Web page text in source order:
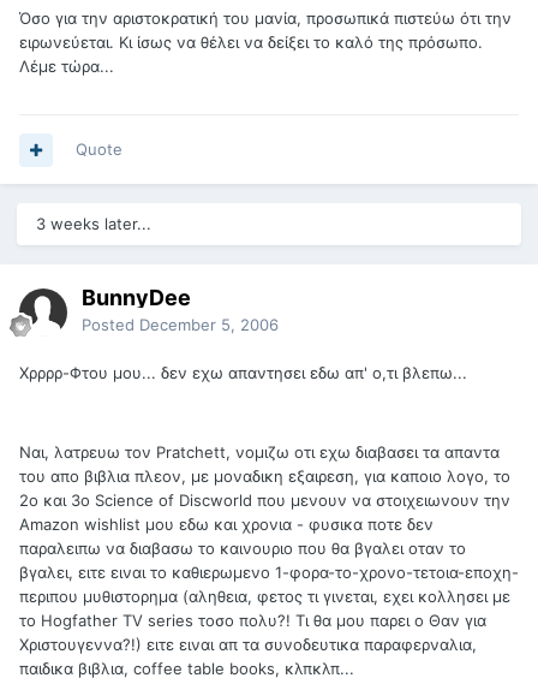
Όσο για την αριστοκρατική του μανία, προσωπικά πιστεύω ότι την
ειρωνεύεται. Κι ίσως να θέλει να δείξει το καλό της πρόσωπο.
Λέμε τώρα...
Quote
3 weeks later...
BunnyDee
Posted December 5, 2006
Χρρρρ-Φτου μου... δεν εχω απαντησει εδω απ' ο,τι βλεπω...
Ναι, λατρευω τον Pratchett, νομιζω οτι εχω διαβασει τα απαντα
του απο βιβλια πλεον, με μοναδικη εξαιρεση, για καποιο λογο, το
2ο και 3ο Science of Discworld που μενουν να στοιχειωνουν την
Amazon wishlist μου εδω και χρονια - φυσικα ποτε δεν
παραλειπω να διαβασω το καινουριο που θα βγαλει οταν το
βγαλει, ειτε ειναι το καθιερωμενο 1-φορα-το-χρονο-τετοια-εποχη-
περιπου μυθιστορημα (αληθεια, φετος τι γινεται, εχει κολλησει με
το Hogfather TV series τοσο πολυ?! Τι θα μου παρει ο Θαν για
Χριστουγεννα?!) ειτε ειναι απ τα συνοδευτικα παραφερναλια,
παιδικα βιβλια, coffee table books, κλπκλπ...